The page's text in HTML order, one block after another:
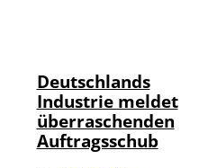
Deutschlands
Industrie meldet
überraschenden
Auftragsschub